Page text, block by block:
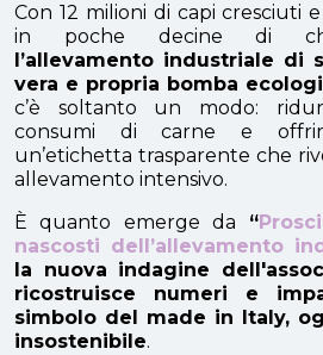
Con 12 milioni di capi cresciuti
in poche decine di
l’allevamento industriale di
vera e propria bomba
c’è soltanto un modo:
consumi di carne e
un’etichetta trasparente che
allevamento intensivo.
È quanto emerge da “
nascosti dell’allevamento
la nuova indagine
ricostruisce numeri e
simbolo del made in Italy,
insostenibile.